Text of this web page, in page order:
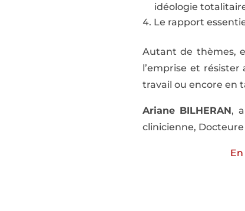
idéologie
Le rapport
Autant de thèmes,
l’emprise et résister
travail ou encore en
Ariane BILHERAN,
clinicienne,